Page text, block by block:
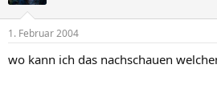
1. Februar 2004
wo kann ich das nachschauen